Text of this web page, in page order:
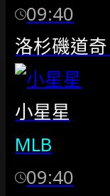
09:40
洛杉磯道奇
小星星
MLB
09:40